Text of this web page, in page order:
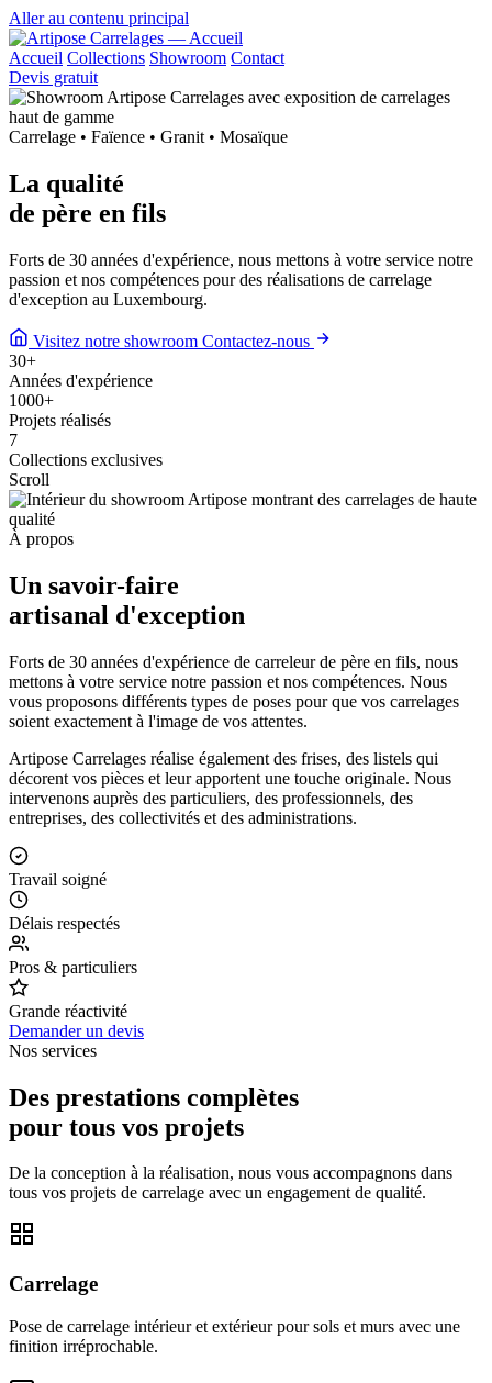
Aller au contenu principal
Accueil Collections Showroom Contact
Devis gratuit
Carrelage • Faïence • Granit • Mosaïque
La qualité
de père en fils
Forts de 30 années d'expérience, nous mettons à votre service notre
passion et nos compétences pour des réalisations de carrelage
d'exception au Luxembourg.
Visitez notre showroom Contactez-nous
30+
Années d'expérience
1000+
Projets réalisés
7
Collections exclusives
Scroll
À propos
Un savoir-faire
artisanal d'exception
Forts de 30 années d'expérience de carreleur de père en fils, nous
mettons à votre service notre passion et nos compétences. Nous
vous proposons différents types de poses pour que vos carrelages
soient exactement à l'image de vos attentes.
Artipose Carrelages réalise également des frises, des listels qui
décorent vos pièces et leur apportent une touche originale. Nous
intervenons auprès des particuliers, des professionnels, des
entreprises, des collectivités et des administrations.
Travail soigné
Délais respectés
Pros & particuliers
Grande réactivité
Demander un devis
Nos services
Des prestations complètes
pour tous vos projets
De la conception à la réalisation, nous vous accompagnons dans
tous vos projets de carrelage avec un engagement de qualité.
Carrelage
Pose de carrelage intérieur et extérieur pour sols et murs avec une
finition irréprochable.